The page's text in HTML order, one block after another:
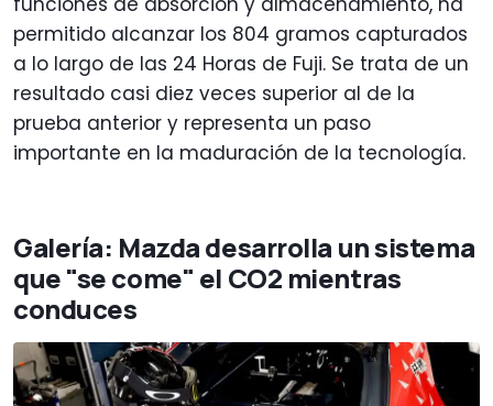
permitido alcanzar los 804 gramos capturados
a lo largo de las 24 Horas de Fuji. Se trata de un
resultado casi diez veces superior al de la
prueba anterior y representa un paso
importante en la maduración de la tecnología.
Galería: Mazda desarrolla un sistema
que "se come" el CO2 mientras
conduces